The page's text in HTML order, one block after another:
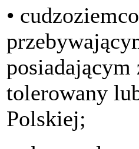
•
posiadającym
tolerowany
Polskiej;